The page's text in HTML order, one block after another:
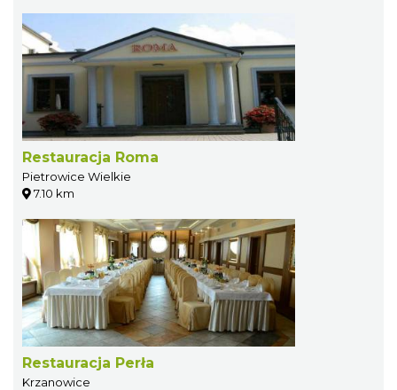
Restauracja Roma
Pietrowice Wielkie
7.10 km
Restauracja Perła
Krzanowice